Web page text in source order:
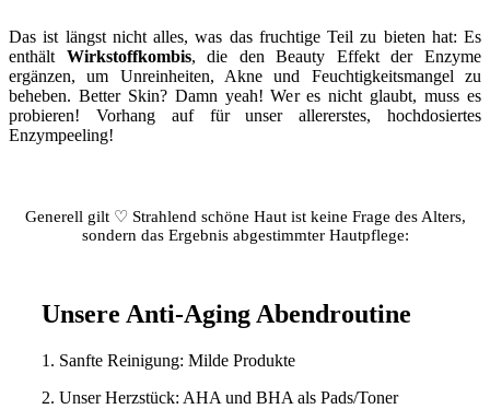
Das ist längst nicht alles, was das fruchtige Teil zu bieten hat: Es
enthält Wirkstoffkombis, die den Beauty Effekt der Enzyme
ergänzen, um Unreinheiten, Akne und Feuchtigkeitsmangel zu
beheben. Better Skin? Damn yeah! Wer es nicht glaubt, muss es
probieren! Vorhang auf für unser allererstes, hochdosiertes
Enzympeeling!
Generell gilt ♡ Strahlend schöne Haut ist keine Frage des Alters,
sondern das Ergebnis abgestimmter Hautpflege:
Unsere Anti-Aging Abendroutine
1. Sanfte Reinigung: Milde Produkte
2. Unser Herzstück: AHA und BHA als Pads/Toner